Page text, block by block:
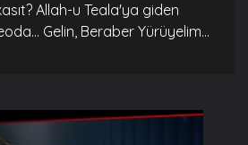
Allah-u Teala'ya giden
Gelin, Beraber Yürüyelim...